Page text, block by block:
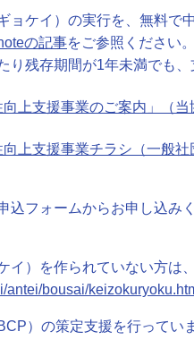
ョケイ）の実行を、無料で
の記事をご参照ください。
り残存期間が1年未満でも、
上支援事業のご案内」（
上支援事業チラシ（一般
込フォームからお申し込み
イ）を作られていない方は
antei/bousai/
）の策定支援を行ってい